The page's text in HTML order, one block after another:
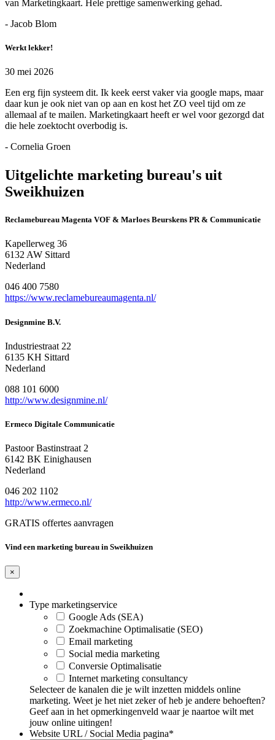
van Marketingkaart. Hele prettige samenwerking gehad.
- Jacob Blom
Werkt lekker!
30 mei 2026
Een erg fijn systeem dit. Ik keek eerst vaker via google maps, maar
daar kun je ook niet van op aan en kost het ZO veel tijd om ze
allemaal af te mailen. Marketingkaart heeft er wel voor gezorgd dat
die hele zoektocht overbodig is.
- Cornelia Groen
Uitgelichte marketing bureau's uit
Sweikhuizen
Reclamebureau Magenta VOF & Marloes Beurskens PR & Communicatie
Kapellerweg 36
6132 AW Sittard
Nederland
046 400 7580
https://www.reclamebureaumagenta.nl/
Designmine B.V.
Industriestraat 22
6135 KH Sittard
Nederland
088 101 6000
http://www.designmine.nl/
Ermeco Digitale Communicatie
Pastoor Bastinstraat 2
6142 BK Einighausen
Nederland
046 202 1102
http://www.ermeco.nl/
GRATIS offertes aanvragen
Vind een marketing bureau in Sweikhuizen
×
Type marketingservice
Google Ads (SEA)
Zoekmachine Optimalisatie (SEO)
Email marketing
Social media marketing
Conversie Optimalisatie
Internet marketing consultancy
Selecteer de kanalen die je wilt inzetten middels online
marketing. Weet je het niet zeker of heb je andere behoeften?
Geef aan in het opmerkingenveld waar je naartoe wilt met
jouw online uitingen!
Website URL / Social Media pagina*